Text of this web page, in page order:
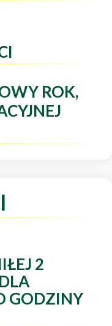
ROK,
2
GODZINY